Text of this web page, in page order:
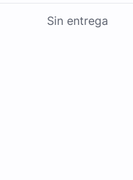
Sin entrega